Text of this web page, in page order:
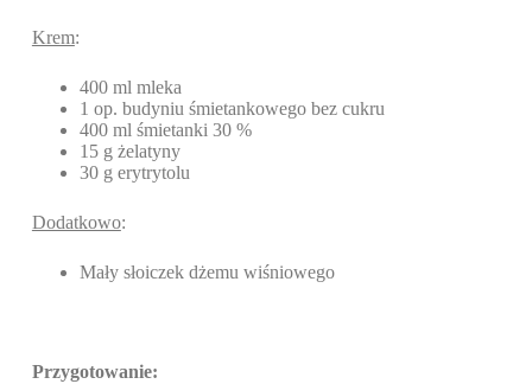
Krem:
400 ml mleka
1 op. budyniu śmietankowego bez cukru
400 ml śmietanki 30 %
15 g żelatyny
30 g erytrytolu
Dodatkowo:
Mały słoiczek dżemu wiśniowego
Przygotowanie: